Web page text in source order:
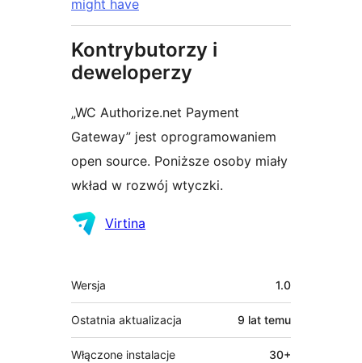
might have
Kontrybutorzy i
deweloperzy
„WC Authorize.net Payment
Gateway” jest oprogramowaniem
open source. Poniższe osoby miały
wkład w rozwój wtyczki.
Zaangażowani
Virtina
Meta
Wersja 1.0
Ostatnia aktualizacja 9 lat temu
Włączone instalacje 30+